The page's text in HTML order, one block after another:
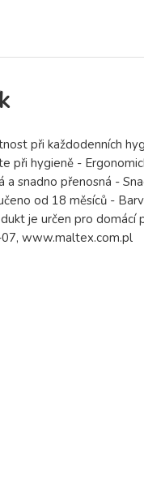
při každodenních
při hygieně -
snadno přenosná -
od 18 měsíců -
je určen pro domácí
www.maltex.com.pl